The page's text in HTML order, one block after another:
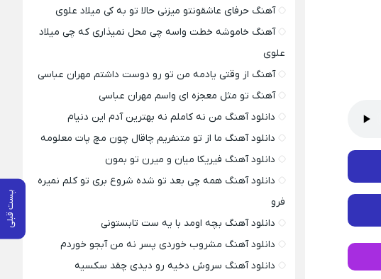
پست قبلی
آهنگ حرفای عاشقونتو میزنی حالا تو به کی میلاد علوی
آهنگ خاموشه خطت واسه چی محل نمیذاری که چی میلاد
علوی
آهنگ از وقتی یادمه من تو رو دوست داشتم مهران عباسی
آهنگ تو مثل معجزه ای واسم مهران عباسی
دانلود آهنگ من نه کاملم نه بهترین آدم این دنیام
دانلود آهنگ ما از تو متنفریم چاقال چون مچ پات معلومه
دانلود آهنگ فیریکا میان و میرن تو بمون
دانلود آهنگ همه چی بعد تو شده شروع بری تو کلم نمیره
فرو
دانلود آهنگ بچه اومد با یه ست تابستونی
دانلود آهنگ مشروب خوردی پسر نه من آبجو خوردم
دانلود آهنگ سروش دخیه رو دیدی چقد سکسیه